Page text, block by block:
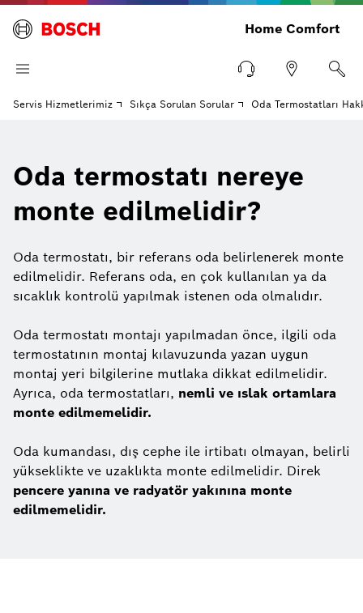
Home Comfort
Servis Hizmetlerimiz Sıkça Sorulan Sorular Oda Termostatları
Oda termostatı nereye
monte edilmelidir?
Oda termostatı, bir referans oda belirlenerek monte
edilmelidir. Referans oda, en çok kullanılan ya da
sıcaklık kontrolü yapılmak istenen oda olmalıdır.
Oda termostatı montajı yapılmadan önce, ilgili oda
termostatının montaj kılavuzunda yazan uygun
montaj yeri bilgilerine mutlaka dikkat edilmelidir.
Ayrıca, oda termostatları, nemli ve ıslak ortamlara
monte edilmemelidir.
Oda kumandası, dış cephe ile irtibatı olmayan, belirli
yükseklikte ve uzaklıkta monte edilmelidir. Direk
pencere yanına ve radyatör yakınına monte
edilmemelidir.